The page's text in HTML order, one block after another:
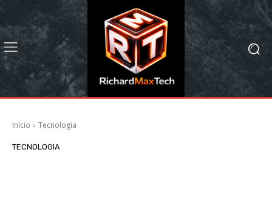
Início Tecnologia
TECNOLOGIA